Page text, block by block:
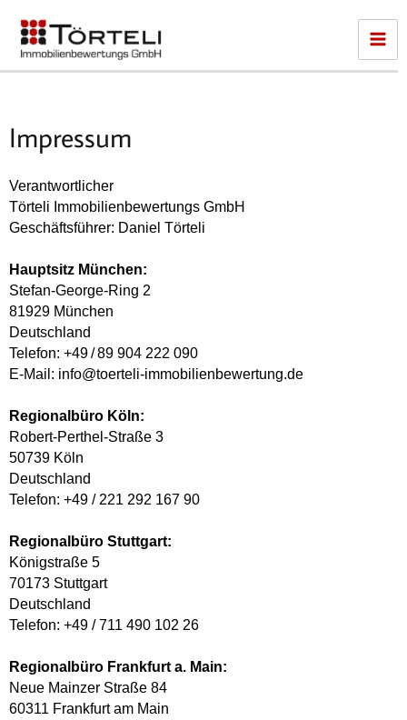
Zum
Inhalt
springen
Impressum
Verantwortlicher
Törteli Immobilienbewertungs GmbH
Geschäftsführer: Daniel Törteli
Hauptsitz München:
Stefan-George-Ring 2
81929 München
Deutschland
Telefon: +49 / 89 904 222 090
E-Mail: info@toerteli-immobilienbewertung.de
Regionalbüro Köln:
Robert-Perthel-Straße 3
50739 Köln
Deutschland
Telefon: +49 / 221 292 167 90
Regionalbüro Stuttgart:
Königstraße 5
70173 Stuttgart
Deutschland
Telefon: +49 / 711 490 102 26
Regionalbüro Frankfurt a. Main:
Neue Mainzer Straße 84
60311 Frankfurt am Main